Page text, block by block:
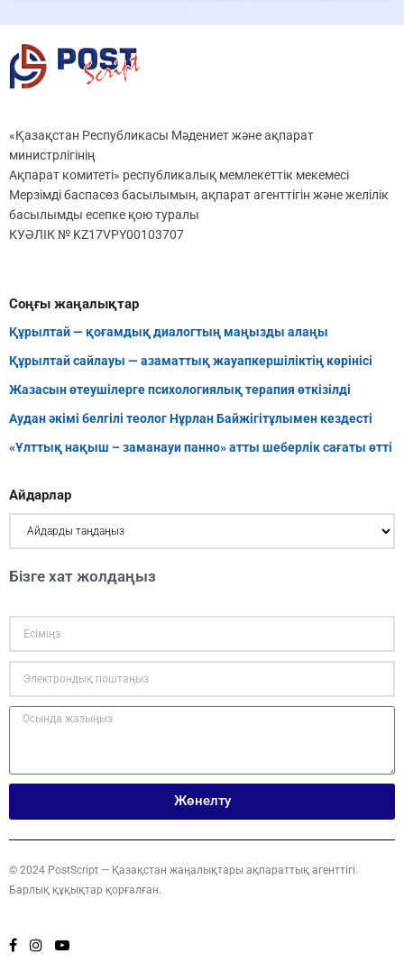
«Қазақстан Республикасы Мәдениет және ақпарат
министрлігінің
Ақпарат комитеті» республикалық мемлекеттік мекемесі
Мерзімді баспасөз басылымын, ақпарат агенттігін және желілік
басылымды есепке қою туралы
КУӘЛІК № KZ17VPY00103707
Соңғы жаңалықтар
Құрылтай — қоғамдық диалогтың маңызды алаңы
Құрылтай сайлауы — азаматтық жауапкершіліктің көрінісі
Жазасын өтеушілерге психологиялық терапия өткізілді
Аудан әкімі белгілі теолог Нұрлан Байжігітұлымен кездесті
«Ұлттық нақыш – заманауи панно» атты шеберлік сағаты өтті
Айдарлар
Бізге хат жолдаңыз
Жөнелту
© 2024 PostScript — Қазақстан жаңалықтары ақпараттық агенттігі.
Барлық құқықтар қорғалған.